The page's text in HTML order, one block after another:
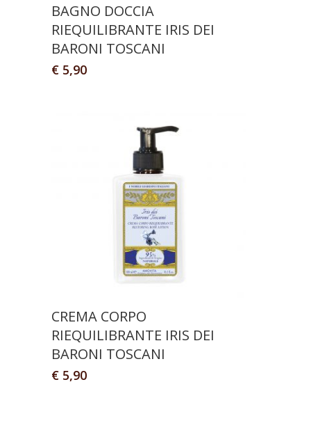
BAGNO DOCCIA
RIEQUILIBRANTE IRIS DEI
BARONI TOSCANI
€ 5,90
CREMA CORPO
RIEQUILIBRANTE IRIS DEI
BARONI TOSCANI
€ 5,90